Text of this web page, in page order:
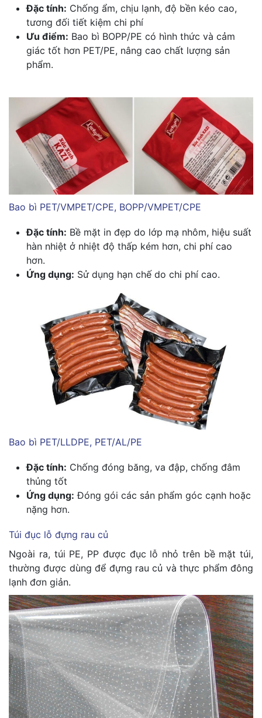
Đặc tính: Chống ẩm, chịu lạnh, độ bền kéo cao,
tương đối tiết kiệm chi phí
Ưu điểm: Bao bì BOPP/PE có hình thức và cảm
giác tốt hơn PET/PE, nâng cao chất lượng sản
phẩm.
Bao bì PET/VMPET/CPE, BOPP/VMPET/CPE
Đặc tính: Bề mặt in đẹp do lớp mạ nhôm, hiệu suất
hàn nhiệt ở nhiệt độ thấp kém hơn, chi phí cao
hơn.
Ứng dụng: Sử dụng hạn chế do chi phí cao.
Bao bì PET/LLDPE, PET/AL/PE
Đặc tính: Chống đóng băng, va đập, chống đâm
thủng tốt
Ứng dụng: Đóng gói các sản phẩm góc cạnh hoặc
nặng hơn.
Túi đục lỗ đựng rau củ
Ngoài ra, túi PE, PP được đục lỗ nhỏ trên bề mặt túi,
thường được dùng để đựng rau củ và thực phẩm đông
lạnh đơn giản.